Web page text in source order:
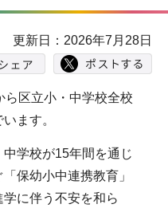
更新日：2026年7月28日
区立小・中学校全校
ます。
学校が15年間を通じ
保幼小中連携教育」
に伴う不安を和ら